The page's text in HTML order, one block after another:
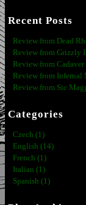
Recent Posts
Review from Dead
Review from Grizzly
Review from Cadaver
Review from Infernal
Review from Sic
Categories
Czech (1)
English (14)
French (1)
Italian (1)
Spanish (1)